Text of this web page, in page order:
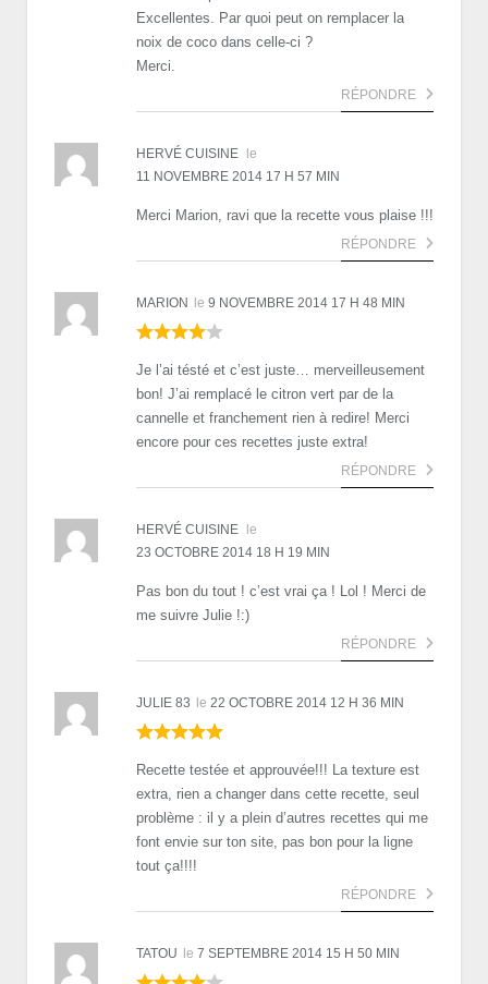
Excellentes. Par quoi peut on remplacer la
noix de coco dans celle-ci ?
Merci.
RÉPONDRE
HERVÉ CUISINE
le
11 NOVEMBRE 2014 17 H 57 MIN
Merci Marion, ravi que la recette vous plaise !!!
RÉPONDRE
MARION le 9 NOVEMBRE 2014 17 H 48 MIN
Je l’ai tésté et c’est juste… merveilleusement
bon! J’ai remplacé le citron vert par de la
cannelle et franchement rien à redire! Merci
encore pour ces recettes juste extra!
RÉPONDRE
HERVÉ CUISINE
le
23 OCTOBRE 2014 18 H 19 MIN
Pas bon du tout ! c’est vrai ça ! Lol ! Merci de
me suivre Julie !:)
RÉPONDRE
JULIE 83 le 22 OCTOBRE 2014 12 H 36 MIN
Recette testée et approuvée!!! La texture est
extra, rien a changer dans cette recette, seul
problème : il y a plein d’autres recettes qui me
font envie sur ton site, pas bon pour la ligne
tout ça!!!!
RÉPONDRE
TATOU le 7 SEPTEMBRE 2014 15 H 50 MIN